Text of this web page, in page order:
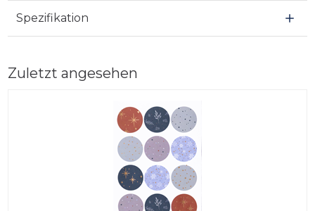
Spezifikation
Zuletzt angesehen